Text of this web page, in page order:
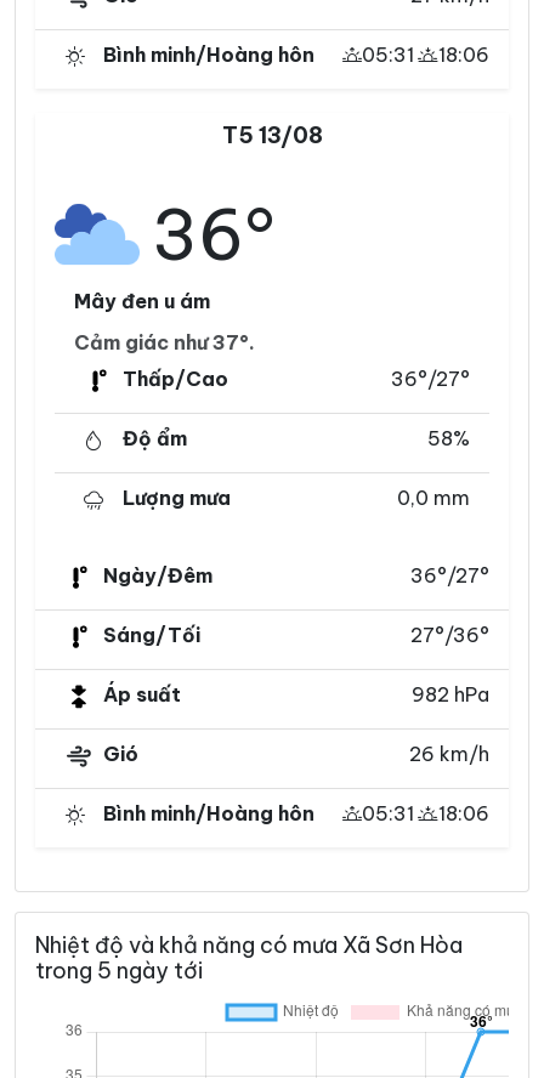
Bình minh/Hoàng hôn 05:31 18:06
T5 13/08
36°
Mây đen u ám
Cảm giác như 37°.
Thấp/Cao
36°/27°
Độ ẩm 58%
Lượng mưa 0,0 mm
Ngày/Đêm 36°/27°
Sáng/Tối 27°/36°
Áp suất 982 hPa
Gió 26 km/h
Bình minh/Hoàng hôn 05:31 18:06
Nhiệt độ và khả năng có mưa Xã Sơn Hòa
trong 5 ngày tới